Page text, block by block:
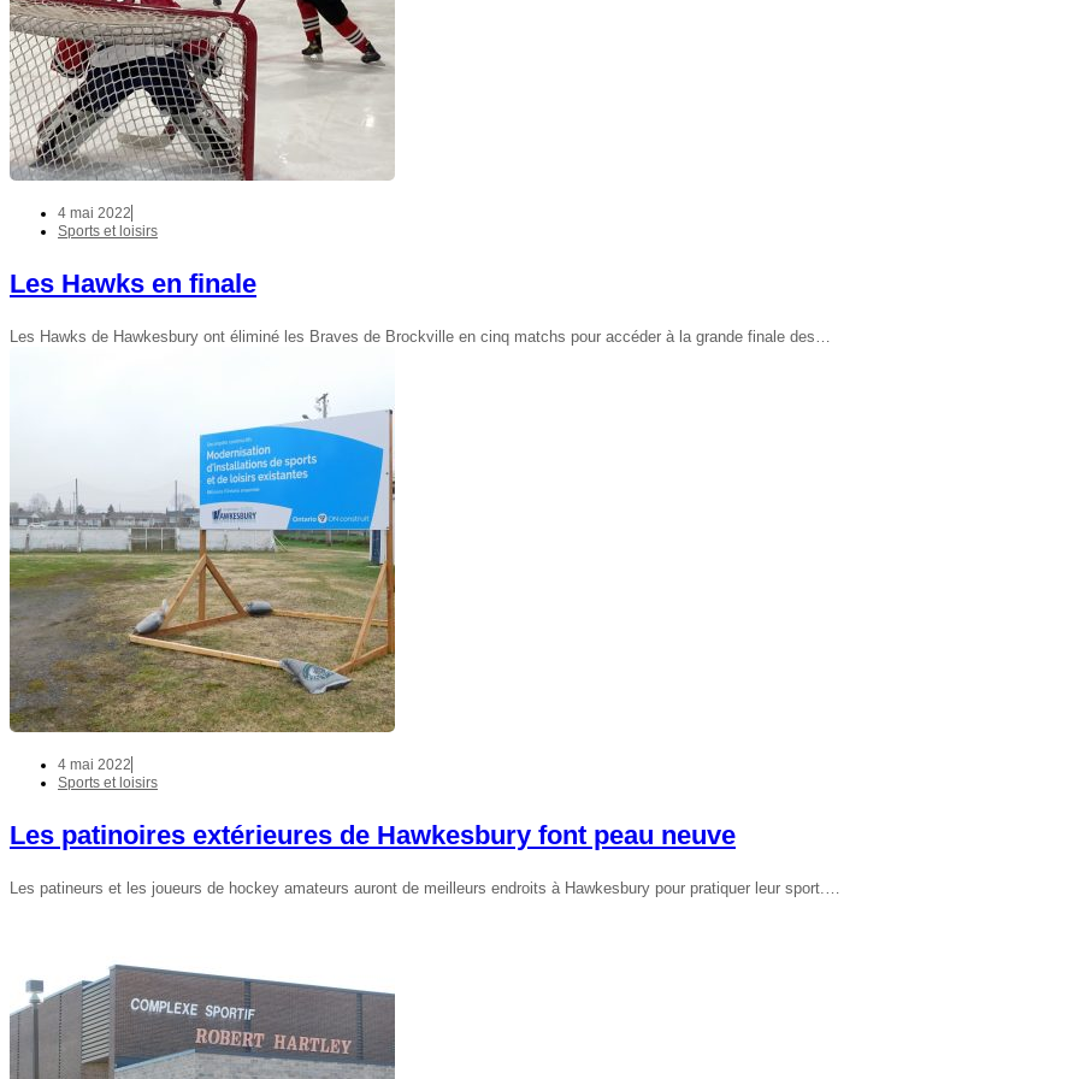
4 mai 2022
Sports et loisirs
Les Hawks en finale
Les Hawks de Hawkesbury ont éliminé les Braves de Brockville en cinq matchs pour accéder à la grande finale des…
4 mai 2022
Sports et loisirs
Les patinoires extérieures de Hawkesbury font peau neuve
Les patineurs et les joueurs de hockey amateurs auront de meilleurs endroits à Hawkesbury pour pratiquer leur sport.…